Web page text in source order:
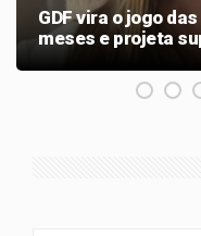
GDF vira o jogo
meses e projeta